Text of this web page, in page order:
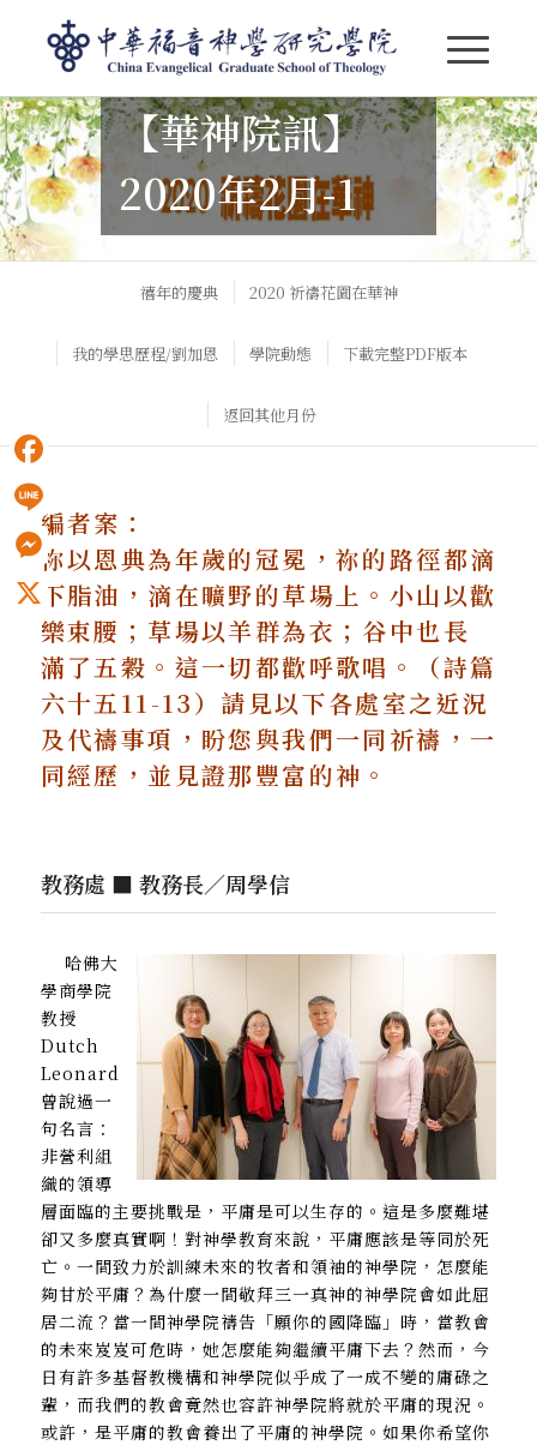
【華神院訊】2020年2月-1
【華神院訊】
2020年2月-1
禧年的慶典 2020 祈禱花園在華神
我的學思歷程/劉加恩 學院動態 下載完整PDF版本
返回其他月份
編者案：
祢以恩典為年歲的冠冕，祢的路徑都滴
下脂油， 滴在曠野的草場上。小山以歡
樂束腰；草場以羊群為衣； 谷中也長
滿了五穀。這一切都歡呼歌唱。（詩篇
六十五11-13） 請見以下各處室之近況
及代禱事項， 盼您與我們一同祈禱，一
同經歷， 並見證那豐富的神。
教務處 ■ 教務長／周學信
哈佛大
學商學院
教授
Dutch
Leonard
曾說過一
句名言：
非營利組
織的領導
層面臨的主要挑戰是，平庸是可以生存的。這是多麼難堪
卻又多麼真實啊！對神學教育來說，平庸應該是等同於死
亡。一間致力於訓練未來的牧者和領袖的神學院，怎麼能
夠甘於平庸？為什麼一間敬拜三一真神的神學院會如此屈
居二流？當一間神學院禱告「願你的國降臨」時，當教會
的未來岌岌可危時，她怎麼能夠繼續平庸下去？然而，今
日有許多基督教機構和神學院似乎成了一成不變的庸碌之
輩，而我們的教會竟然也容許神學院將就於平庸的現況。
或許，是平庸的教會養出了平庸的神學院。如果你希望你
Facebook
Line
Messenger